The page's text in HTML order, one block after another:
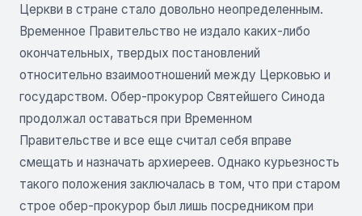
Церкви в стране стало довольно неопределенным.
Временное Правительство не издало каких-либо
окончательных, твердых постановлений
относительно взаимоотношений между Церковью и
государством. Обер-прокурор Святейшего Синода
продолжал оставаться при Временном
Правительстве и все еще считал себя вправе
смещать и назначать архиереев. Однако курьезность
такого положения заключалась в том, что при старом
строе обер-прокурор был лишь посредником при